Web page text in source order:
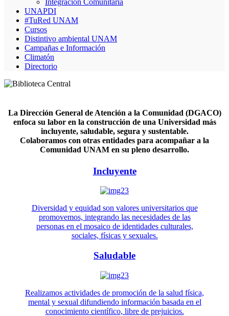
Integración Comunitaria
UNAPDI
#TuRed UNAM
Cursos
Distintivo ambiental UNAM
Campañas e Información
Climatón
Directorio
La Dirección General de Atención a la Comunidad (DGACO)
enfoca su labor en la construcción de una Universidad más
incluyente, saludable, segura y sustentable.
Colaboramos con otras entidades para acompañar a la
Comunidad UNAM en su pleno desarrollo.
Incluyente
Diversidad y equidad son valores universitarios que
promovemos, integrando las necesidades de las
personas en el mosaico de identidades culturales,
sociales, físicas y sexuales.
Saludable
Realizamos actividades de promoción de la salud física,
mental y sexual difundiendo información basada en el
conocimiento científico, libre de prejuicios.